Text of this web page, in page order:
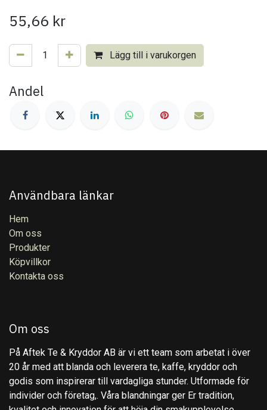
55,66 kr
Lägg till i varukorgen
Andel
Användbara länkar
Hem
Om oss
Produkter
Köpvillkor
Kontakta oss
Om oss
På Aftek Te & Kryddor AB är vi ett team som arbetat i över
20 år med att blanda och leverera te, kaffe, kryddor och
godis som inspirerar till vardagliga stunder. Utformade för
individer och företag,. Våra blandningar ger Er tradition,